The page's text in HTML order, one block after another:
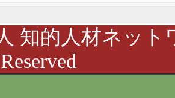
知的人材ネット